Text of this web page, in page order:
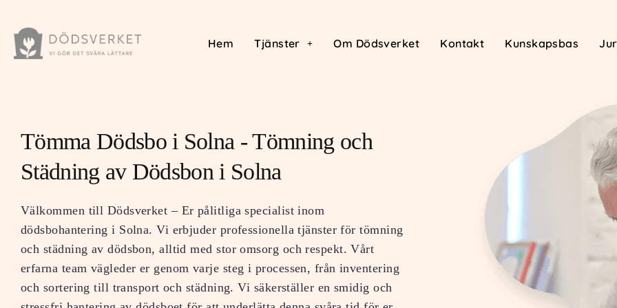
Hem Tjänster Om Dödsverket Kontakt Kunskapsbas
Tömma Dödsbo i Solna - Tömning och
Städning av Dödsbon i Solna
Välkommen till Dödsverket – Er pålitliga specialist inom
dödsbohantering i Solna. Vi erbjuder professionella tjänster för tömning
och städning av dödsbon, alltid med stor omsorg och respekt. Vårt
erfarna team vägleder er genom varje steg i processen, från inventering
och sortering till transport och städning. Vi säkerställer en smidig och